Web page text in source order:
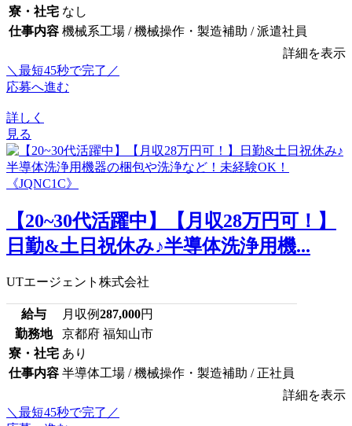
寮・社宅 なし
仕事内容 機械系工場 / 機械操作・製造補助 / 派遣社員
詳細を表示
＼最短45秒で完了／
応募へ進む
詳しく
見る
【20~30代活躍中】【月収28万円可！】
日勤&土日祝休み♪半導体洗浄用機...
UTエージェント株式会社
給与 月収例287,000円
勤務地
京都府 福知山市
寮・社宅 あり
仕事内容 半導体工場 / 機械操作・製造補助 / 正社員
詳細を表示
＼最短45秒で完了／